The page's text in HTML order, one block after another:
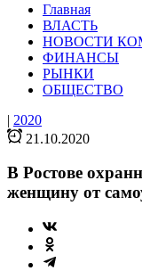
Главная
ВЛАСТЬ
НОВОСТИ
ФИНАНСЫ
РЫНКИ
ОБЩЕСТВО
| 2020
21.10.2020
В Ростове
женщину от